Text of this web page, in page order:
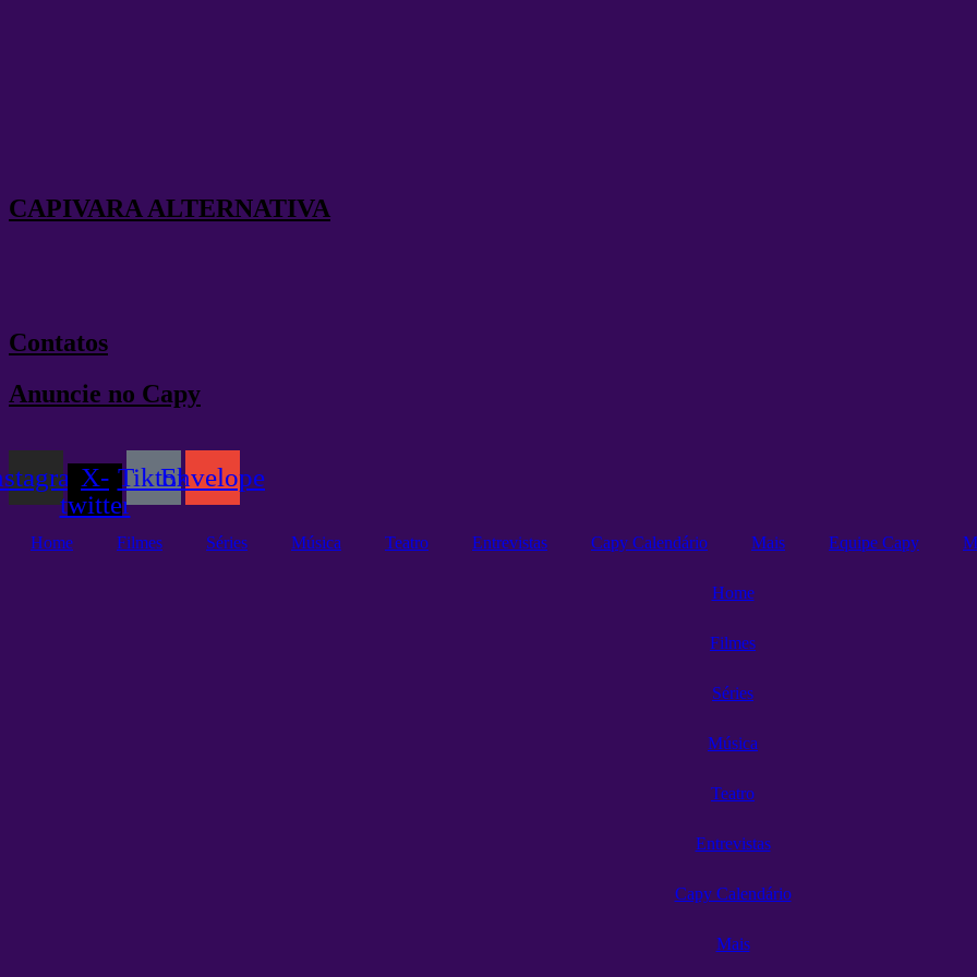
CAPIVARA ALTERNATIVA
Contatos
Anuncie no Capy
X-
twitter
TiktokEnvelope
Home Filmes Séries Música Teatro Entrevistas Capy Calendário Mais Equipe Capy
Home
Filmes
Séries
Música
Teatro
Entrevistas
Capy Calendário
Mais